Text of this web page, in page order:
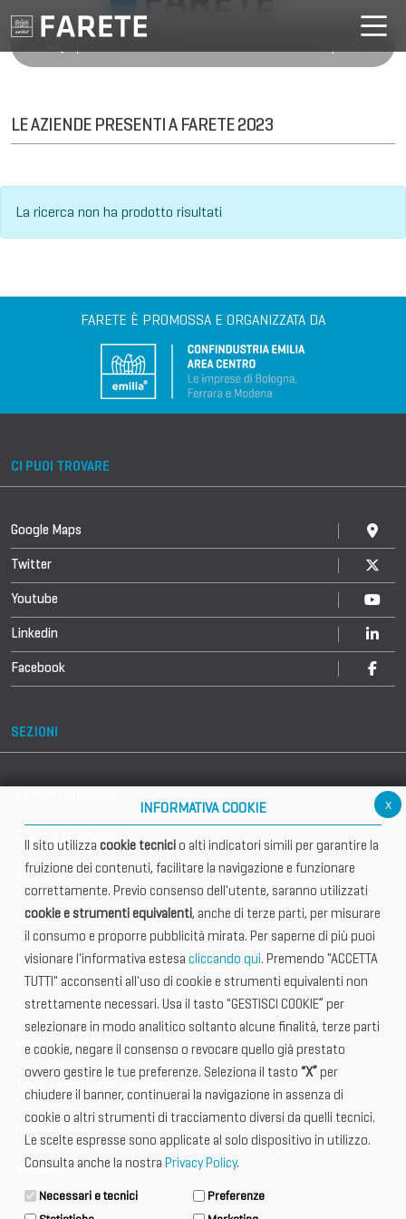
LE AZIENDE PRESENTI A FARETE 2023
La ricerca non ha prodotto risultati
FARETE È PROMOSSA E ORGANIZZATA DA
CI PUOI TROVARE
Google Maps
Twitter
Youtube
Linkedin
Facebook
SEZIONI
Info utili
Documentazione
Informazione importante
Vetrina Espositori
International Club
Tax & Legal Global Services
News e Comunicati
Media Kit
x
INFORMATIVA COOKIE
Il sito utilizza cookie tecnicio alti indicatori simili per garantire la
fruizione dei contenuti, facilitare la navigazione e funzionare
correttamente. Previo consenso dell'utente, saranno utilizzati
cookie e strumenti equivalenti, anche di terze parti, per misurare
il consumo e proporre pubblicità mirata. Per saperne di più puoi
visionare l'informativa estesa cliccando qui. Premendo "ACCETTA
TUTTI" acconsenti all'uso di cookie e strumenti equivalenti non
strettamente necessari. Usa il tasto "GESTISCI COOKIE” per
selezionare in modo analitico soltanto alcune finalità, terze parti
e cookie, negare il consenso o revocare quello già prestato
ovvero gestire le tue preferenze. Seleziona il tasto “X” per
chiudere il banner, continuerai la navigazione in assenza di
cookie o altri strumenti di tracciamento diversi da quelli tecnici.
Le scelte espresse sono applicate al solo dispositivo in utilizzo.
Consulta anche la nostra Privacy Policy.
Necessari e tecnici
Preferenze